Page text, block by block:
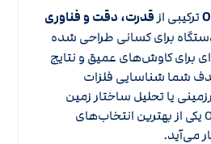
ترکیبی از قدرت، دقت و فناوری
برای کسانی طراحی شده
برای کاوش‌های عمیق و نتایج
شما شناسایی فلزات
یا تحلیل ساختار زمین
است، این مدل از OKM یکی از بهترین انتخاب‌های
می‌آید.